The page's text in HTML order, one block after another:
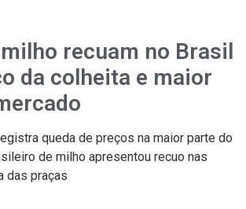
recuam no Brasil
da colheita e maior
queda de preços na maior parte do
de milho apresentou recuo nas
das praças